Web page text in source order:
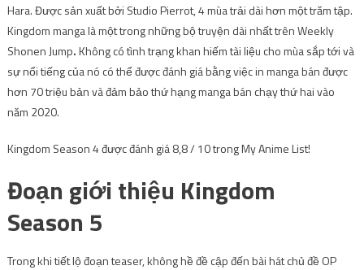
Hara. Được sản xuất bởi Studio Pierrot, 4 mùa trải dài hơn một trăm tập.
Kingdom manga là một trong những bộ truyện dài nhất trên Weekly
Shonen Jump.Không có tình trạng khan hiếm tài liệu cho mùa sắp tới và
sự nổi tiếng của nó có thể được đánh giá bằng việc in manga bán được
hơn 70 triệu bản và đảm bảo thứ hạng manga bán chạy thứ hai vào
năm 2020.
Kingdom Season 4 được đánh giá 8,8 / 10 trong My Anime List!
Đoạn giới thiệu Kingdom
Season 5
Trong khi tiết lộ đoạn teaser, không hề đề cập đến bài hát chủ đề OP